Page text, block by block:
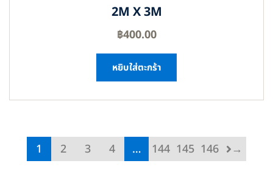
2M X 3M
฿400.00
หยิบใส่ตะกร้า
1 2 3 4 … 144 145 146 →